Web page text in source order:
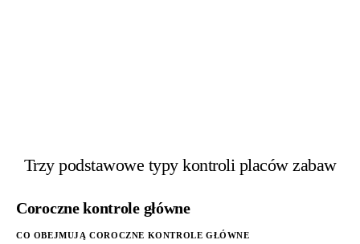
Trzy podstawowe typy kontroli placów zabaw
Coroczne kontrole główne
CO OBEJMUJĄ COROCZNE KONTROLE GŁÓWNE